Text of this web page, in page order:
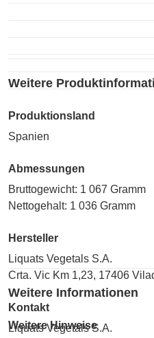
Weitere
Produktionsland
Spanien
Abmessungen
Bruttogewicht: 1 067 Gramm
Nettogehalt: 1 036 Gramm
Hersteller
Liquats Vegetals S.A.
Crta. Vic Km 1,23, 17406
Kontakt
Liquats Vegetals S.A.
Weitere Informationen
Weitere Hinweise